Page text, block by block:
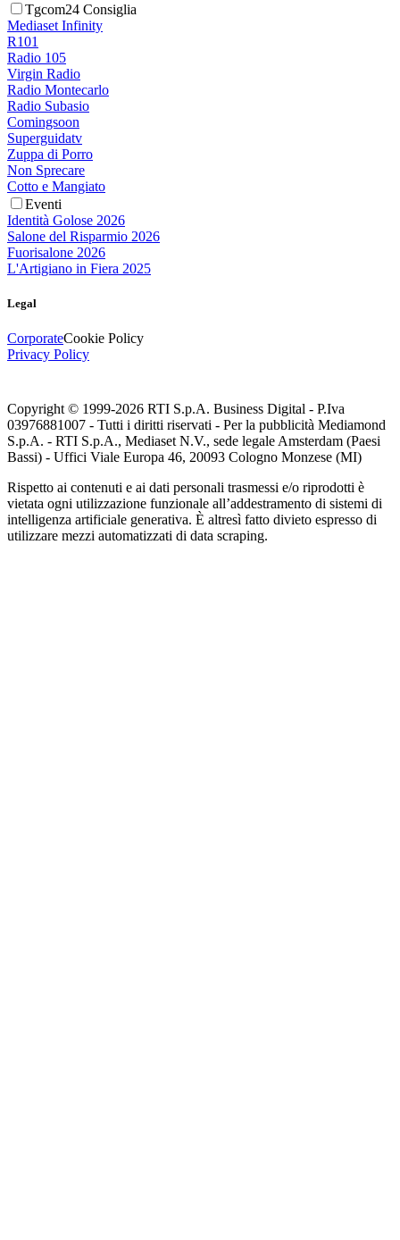
Tgcom24 Consiglia
Mediaset Infinity
R101
Radio 105
Virgin Radio
Radio Montecarlo
Radio Subasio
Comingsoon
Superguidatv
Zuppa di Porro
Non Sprecare
Cotto e Mangiato
Eventi
Identità Golose 2026
Salone del Risparmio 2026
Fuorisalone 2026
L'Artigiano in Fiera 2025
Legal
CorporateCookie Policy
Privacy Policy
Copyright © 1999-2026 RTI S.p.A. Business Digital - P.Iva
03976881007 - Tutti i diritti riservati - Per la pubblicità Mediamond
S.p.A. - RTI S.p.A., Mediaset N.V., sede legale Amsterdam (Paesi
Bassi) - Uffici Viale Europa 46, 20093 Cologno Monzese (MI)
Rispetto ai contenuti e ai dati personali trasmessi e/o riprodotti è
vietata ogni utilizzazione funzionale all’addestramento di sistemi di
intelligenza artificiale generativa. È altresì fatto divieto espresso di
utilizzare mezzi automatizzati di data scraping.